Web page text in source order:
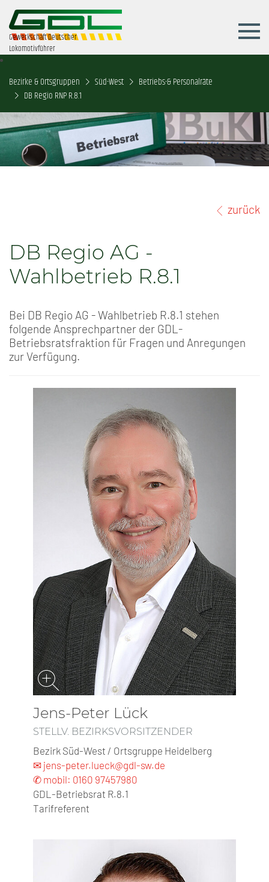
Gewerkschaft Deutscher
Lokomotivführer
Bezirke & Ortsgruppen Süd-West
Betriebs-& Personalräte
DB Regio RNP R.8.1
zurück
DB Regio AG -
Wahlbetrieb R.8.1
Bei DB Regio AG - Wahlbetrieb R.8.1 stehen
folgende Ansprechpartner der GDL-
Betriebsratsfraktion für Fragen und Anregungen
zur Verfügung.
Jens-Peter Lück
STELLV. BEZIRKSVORSITZENDER
Bezirk Süd-West / Ortsgruppe Heidelberg
✉ jens-peter.lueck@gdl-sw.de
✆ mobil: 0160 97457980
GDL-Betriebsrat R.8.1
Tarifreferent